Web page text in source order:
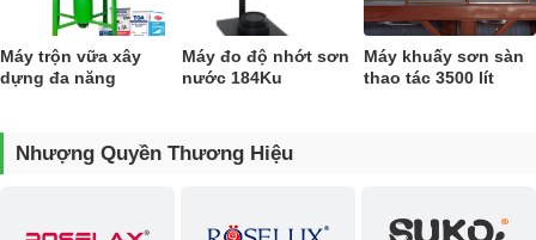
cùng với những chiêu trò hấp dẫn người dùng nên việc mua nhầm sản
phẩm kém chất lượng là hoàn toàn dễ gặp. Một trong những nơi bán
sản phẩmmáy khuấy sơn 150kg, 200kgchính hãng và với giá thành
hợp lý nhất không thể bỏ qua NET VIỆT. Ngoài ra, ở đây còn có chính
khiến khách hàng vô cùng hài lòng.
Liên hệ đặt và mua máy khuấy
CÔNG TY TNHH TM & QC NET VIỆT
Máy trộn vữa xây
dựng đa năng
Máy đo độ nhớt sơn
nước 184Ku
Máy khuấy sơn sàn
thao tác 3500 lít
Nhượng Quyền Thương Hiệu